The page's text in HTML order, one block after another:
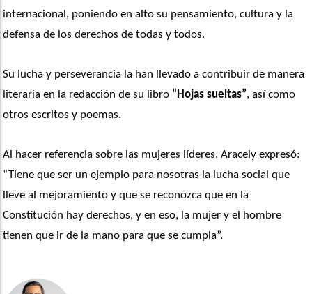
internacional, poniendo en alto su pensamiento, cultura y la
defensa de los derechos de todas y todos.
Su lucha y perseverancia la han llevado a contribuir de manera
literaria en la redacción de su libro “Hojas sueltas”, así como
otros escritos y poemas.
Al hacer referencia sobre las mujeres líderes, Aracely expresó:
“Tiene que ser un ejemplo para nosotras la lucha social que
lleve al mejoramiento y que se reconozca que en la
Constitución hay derechos, y en eso, la mujer y el hombre
tienen que ir de la mano para que se cumpla”.